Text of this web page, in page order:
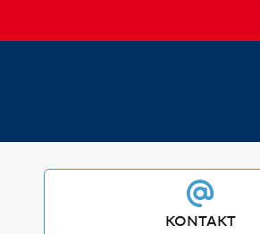
KONTAKT